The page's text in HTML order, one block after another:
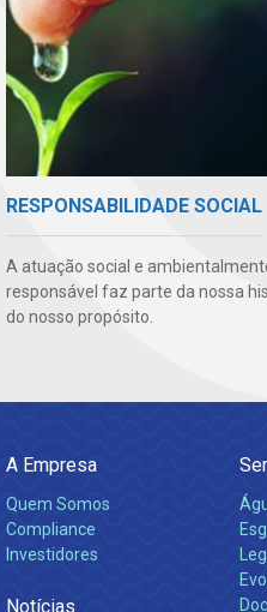
RESPONSABILIDADE SOCIAL
A atuação social e
responsável faz parte da nossa
do nosso propósito.
A Empresa
Quem Somos
Compliance
Investidores
Notícias